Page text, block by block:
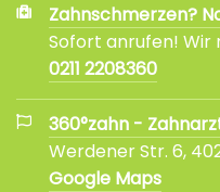
Zahnschmerzen?
Sofort anrufen! Wir
0211 2208360
360°zahn -
Werdener Str. 6,
Google Maps